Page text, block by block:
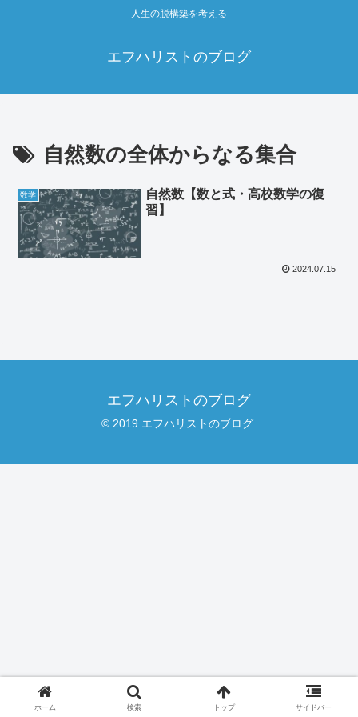
人生の脱構築を考える
エフハリストのブログ
自然数の全体からなる集合
数学
自然数【数と式・高校数学の復
習】
2024.07.15
エフハリストのブログ
© 2019 エフハリストのブログ.
ホーム 検索 トップ サイドバー